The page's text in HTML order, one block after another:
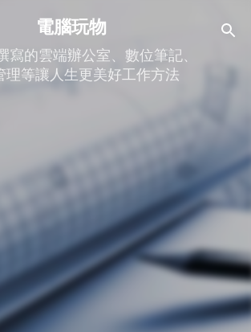
跳到主要內容
電腦玩物
寫的雲端辦公室、數位筆記、
理等讓人生更美好工作方法